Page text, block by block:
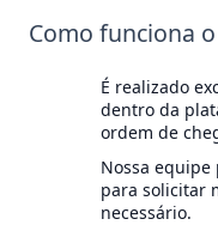
Como funciona
É realizado
dentro da
ordem de
Nossa
para solicitar
necessário.